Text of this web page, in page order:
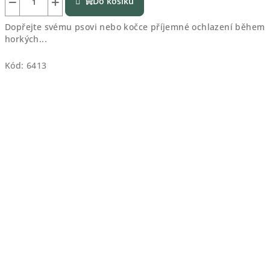
Dopřejte svému psovi nebo kočce příjemné ochlazení během
horkých...
Kód: 6413